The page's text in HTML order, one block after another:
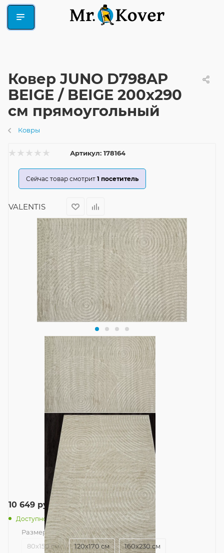
Ковер JUNO D798AP
BEIGE / BEIGE 200x290
см прямоугольный
Ковры
Артикул: 178164
Сейчас товар смотрит 1 посетитель
VALENTIS
10 649 руб./шт
Доступно: 8
Размер — 200x290 см
80x150 см
120x170 см 160x230 см